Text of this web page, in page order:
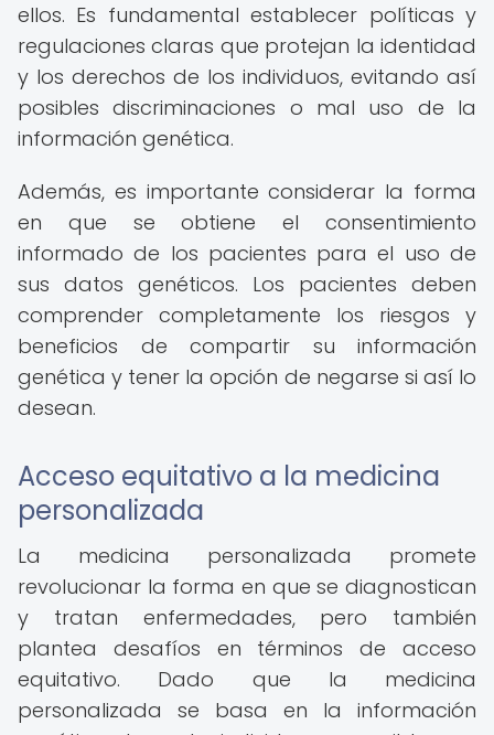
ellos. Es fundamental establecer políticas y
regulaciones claras que protejan la identidad
y los derechos de los individuos, evitando así
posibles discriminaciones o mal uso de la
información genética.
Además, es importante considerar la forma
en que se obtiene el consentimiento
informado de los pacientes para el uso de
sus datos genéticos. Los pacientes deben
comprender completamente los riesgos y
beneficios de compartir su información
genética y tener la opción de negarse si así lo
desean.
Acceso equitativo a la medicina
personalizada
La medicina personalizada promete
revolucionar la forma en que se diagnostican
y tratan enfermedades, pero también
plantea desafíos en términos de acceso
equitativo. Dado que la medicina
personalizada se basa en la información